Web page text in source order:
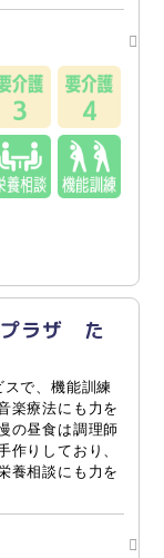
プラザ た
で、機能訓練
楽療法にも力を
の昼食は調理師
作りしており、
養相談にも力を